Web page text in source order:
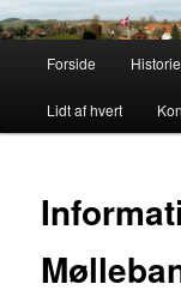
Fortsæt
til
primært
Skamstrup
Skamstrup på
book en
Forside Historie
Lidt af hvert